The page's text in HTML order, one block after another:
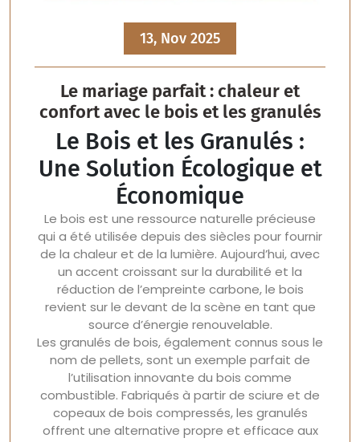
13, Nov 2025
Le mariage parfait : chaleur et
confort avec le bois et les granulés
Le Bois et les Granulés :
Une Solution Écologique et
Économique
Le bois est une ressource naturelle précieuse
qui a été utilisée depuis des siècles pour fournir
de la chaleur et de la lumière. Aujourd’hui, avec
un accent croissant sur la durabilité et la
réduction de l’empreinte carbone, le bois
revient sur le devant de la scène en tant que
source d’énergie renouvelable.
Les granulés de bois, également connus sous le
nom de pellets, sont un exemple parfait de
l’utilisation innovante du bois comme
combustible. Fabriqués à partir de sciure et de
copeaux de bois compressés, les granulés
offrent une alternative propre et efficace aux